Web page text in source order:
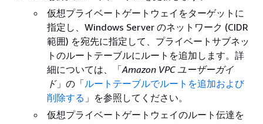
仮想プライベートゲートウェイをターゲットに
指定し、Windows Server のネットワーク (CIDR
範囲) を宛先に指定して、プライベートサブネッ
トのルートテーブルにルートを追加します。詳
細については、「Amazon VPC ユーザーガイ
ド」の「ルートテーブルでルートを追加および
削除する 」を参照してください。
仮想プライベートゲートウェイのルート伝達を